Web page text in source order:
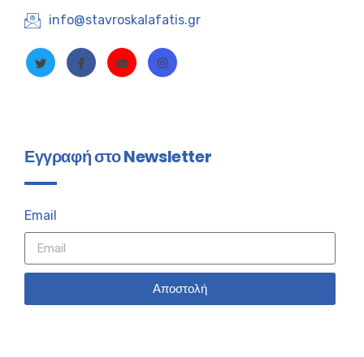
info@stavroskalafatis.gr
Εγγραφή στο Newsletter
Email
Αποστολή